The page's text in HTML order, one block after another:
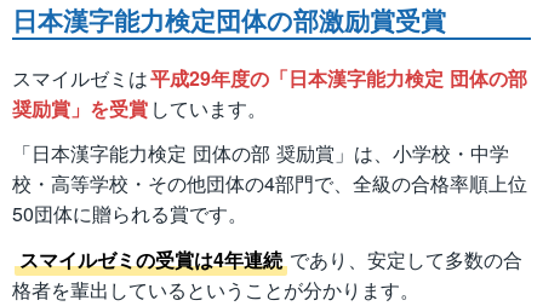
日本漢字能力検定団体の部激励賞受賞
スマイルゼミは平成29年度の「日本漢字能力検定 団体の部
奨励賞」を受賞 しています。
「日本漢字能力検定 団体の部 奨励賞」は、小学校・中学
校・高等学校・その他団体の4部門で、全級の合格率順上位
50団体に贈られる賞です。
スマイルゼミの受賞は4年連続 であり、安定して多数の合
格者を輩出しているということが分かります。